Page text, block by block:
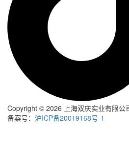
Copyright © 2026 上海双庆实业有限公
备案号： 沪ICP备20019168号-1